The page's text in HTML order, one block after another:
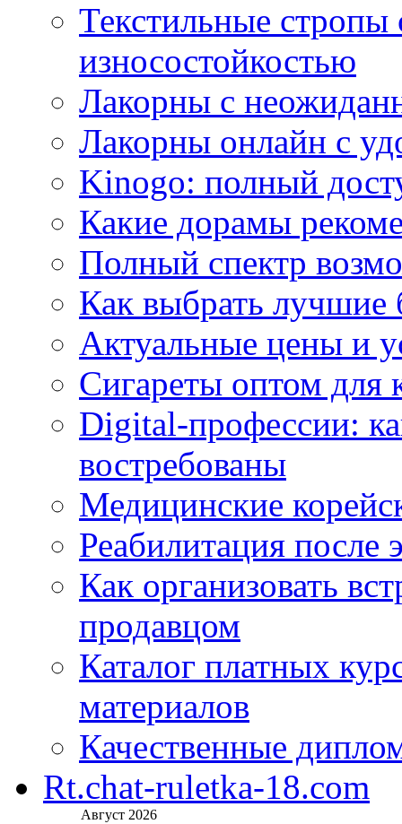
Текстильные
износостойкостью
Лакорны с
Лакорны онлайн с
Kinogo: полный
Какие дорамы
Полный спектр
Как выбрать
Актуальные цены и
Сигареты оптом для
Digital-профессии:
востребованы
Медицинские
Реабилитация после
Как организовать
продавцом
Каталог платных
материалов
Качественные
Rt.chat-ruletka-18.com
Август 2026